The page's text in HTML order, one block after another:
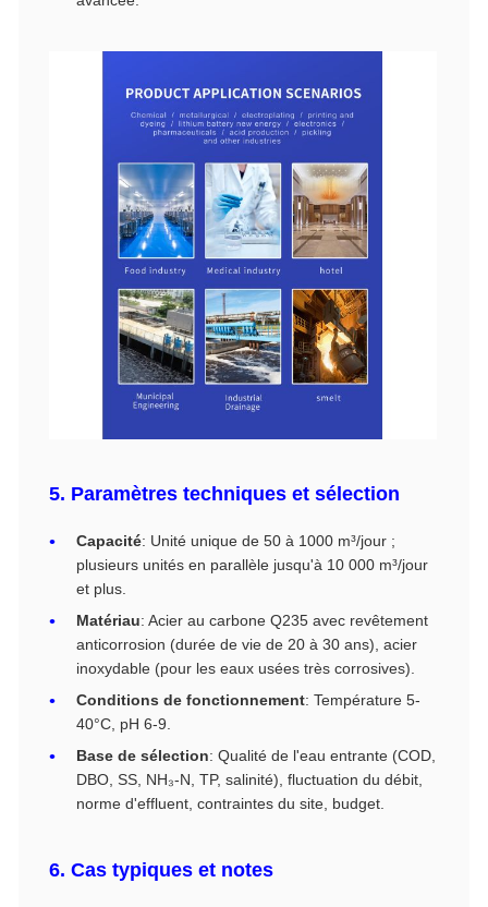
5. Paramètres techniques et sélection
Capacité: Unité unique de 50 à 1000 m³/jour ;
plusieurs unités en parallèle jusqu'à 10 000 m³/jour
et plus.
Matériau: Acier au carbone Q235 avec revêtement
anticorrosion (durée de vie de 20 à 30 ans), acier
inoxydable (pour les eaux usées très corrosives).
Conditions de fonctionnement: Température 5-
40°C, pH 6-9.
Base de sélection: Qualité de l'eau entrante (COD,
DBO, SS, NH₃-N, TP, salinité), fluctuation du débit,
norme d'effluent, contraintes du site, budget.
6. Cas typiques et notes